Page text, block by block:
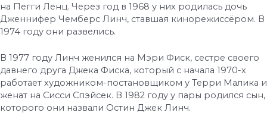
на Пегги Ленц. Через год в 1968 у них родилась дочь
Дженнифер Чемберс Линч, ставшая кинорежиссёром. В
1974 году они развелись.
В 1977 году Линч женился на Мэри Фиск, сестре своего
давнего друга Джека Фиска, который с начала 1970-х
работает художником-постановщиком у Терри Малика и
женат на Сисси Спэйсек. В 1982 году у пары родился сын,
которого они назвали Остин Джек Линч.